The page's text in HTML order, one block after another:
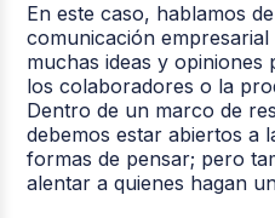
En este caso, hablamos
comunicación
muchas ideas y opiniones
los colaboradores o la
Dentro de un marco de
debemos estar abiertos a
formas de pensar; pero
alentar a quienes hagan